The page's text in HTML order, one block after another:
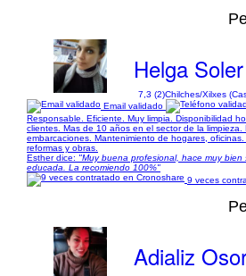
Helga Soler
7,3 (2)Chilches/Xilxes
Email validado
Responsable. Eficiente. Muy limpia. Disponibilidad
clientes. Mas de 10 años en el sector de la limpieza.
embarcaciones. Mantenimiento de hogares,
reformas y obras.
Esther dice: "Muy buena profesional, hace muy
educada. La recomiendo 100%"
9 veces
Adializ